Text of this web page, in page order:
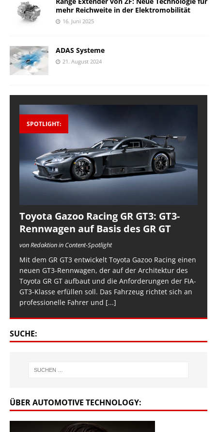
mehr Reichweite in der Elektromobilität
16. Juni 2025
ADAS Systeme
21. August 2024
SPOTLIGHT:
Toyota Gazoo Racing GR GT3: GT3-
Rennwagen auf Basis des GR GT
von Redaktion in Content-Spotlight
Mit dem GR GT3 entwickelt Toyota Gazoo Racing einen
neuen GT3-Rennwagen, der auf der Architektur des
Toyota GR GT aufbaut und die Anforderungen der FIA-
GT3-Klasse erfüllen soll. Das Fahrzeug richtet sich an
professionelle Fahrer und [...]
SUCHE:
ÜBER AUTOMOTIVE TECHNOLOGY: